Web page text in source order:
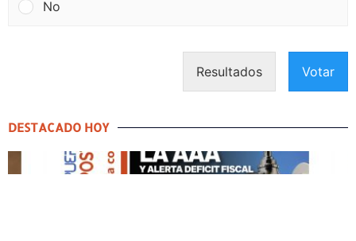
No
Resultados Votar
DESTACADO HOY